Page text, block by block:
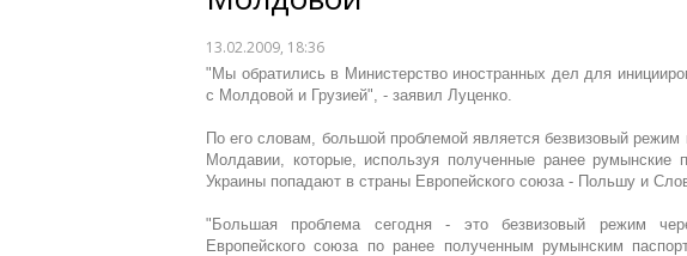
13.02.2009, 18:36
"Мы обратились в Министерство иностранных дел для
с Молдовой и Грузией", - заявил Луценко.
По его словам, большой проблемой является безвизовый
Молдавии, которые, используя полученные ранее румынские
Украины попадают в страны Европейского союза - Польшу и
"Большая проблема сегодня - это безвизовый режим
Европейского союза по ранее полученным румынским